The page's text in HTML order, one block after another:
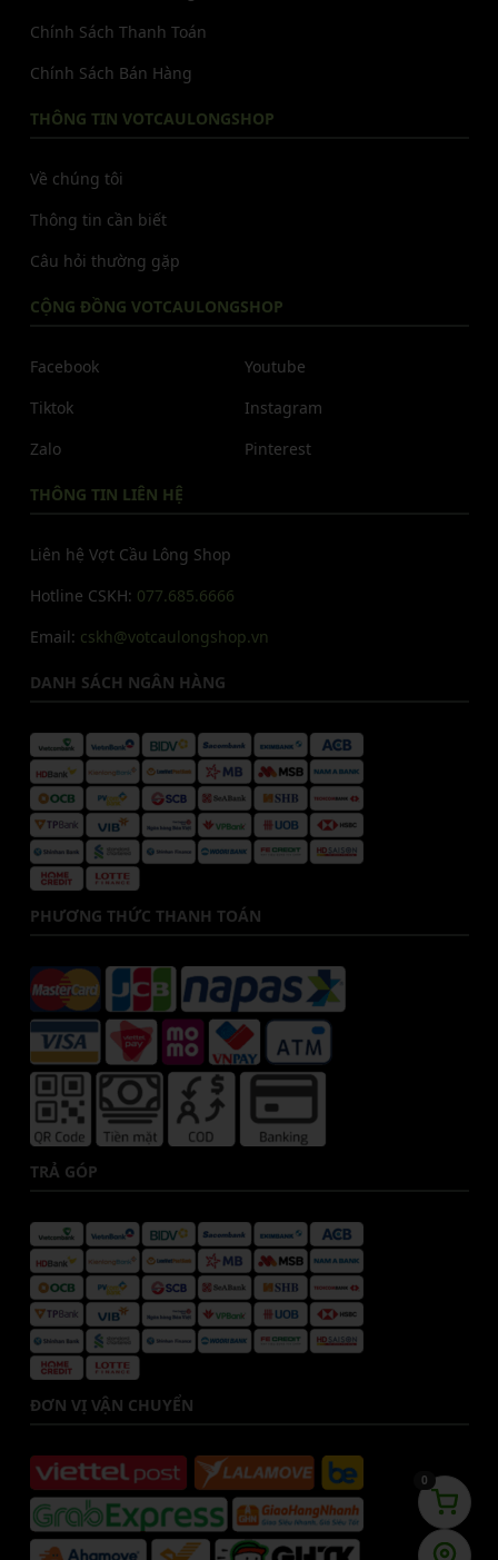
Chính Sách Thanh Toán
Chính Sách Bán Hàng
THÔNG TIN VOTCAULONGSHOP
Về chúng tôi
Thông tin cần biết
Câu hỏi thường gặp
CỘNG ĐỒNG VOTCAULONGSHOP
Facebook
Tiktok
Zalo
Youtube
Instagram
Pinterest
THÔNG TIN LIÊN HỆ
Liên hệ Vợt Cầu Lông Shop
Hotline CSKH: 077.685.6666
Email: cskh@votcaulongshop.vn
DANH SÁCH NGÂN HÀNG
PHƯƠNG THỨC THANH TOÁN
TRẢ GÓP
ĐƠN VỊ VẬN CHUYỂN
0